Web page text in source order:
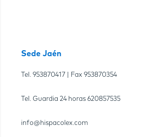
Sede Jaén
Tel. 953870417 | Fax 953870354
Tel. Guardia 24 horas 620857535
info@hispacolex.com